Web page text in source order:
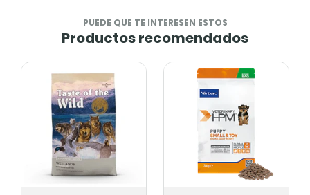
PUEDE QUE TE INTERESEN ESTOS
Productos recomendados